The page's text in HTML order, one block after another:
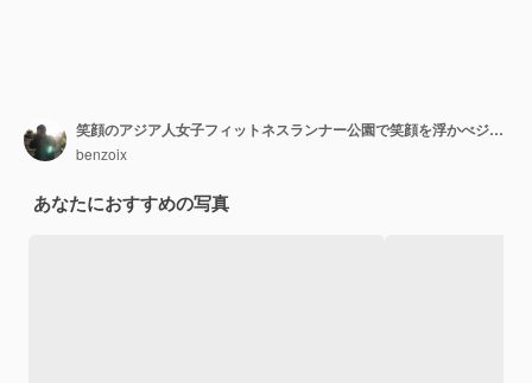
笑顔のアジア人女子フィットネスランナー公園で笑顔を浮かべジョギング・ワークアウトをしています
benzoix
あなたにおすすめの写真